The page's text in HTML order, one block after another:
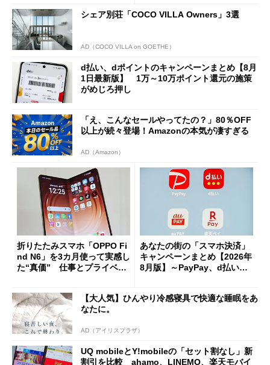
シェア別荘「COCO VILLA Owners」3選
AD（COCO VILLA on GOETHE）
d払い、dポイントのキャンペーンまとめ【8月
1日最新版】 1万～10万ポイント還元の施策
がめじろ押し
「え、こんなセールやってたの？」80％OFF
以上が続々登場！Amazonの本気が凄すぎる
AD（Amazon）
折りたたみスマホ「OPPO Fi
nd N6」を3カ月使って実感し
た“真価” 仕事とプライベー
あなたの街の「スマホ決済」
キャンペーンまとめ【2026年
8月版】～PayPay、d払い、a
【大人気】ひんやり冷感寝具で快適な睡眠をあ
なたに。
AD（アイリスプラザ）
UQ mobileとY!mobileの「セット割なし」新
割引を比較 ahamo、LINEMO、楽天モバイ